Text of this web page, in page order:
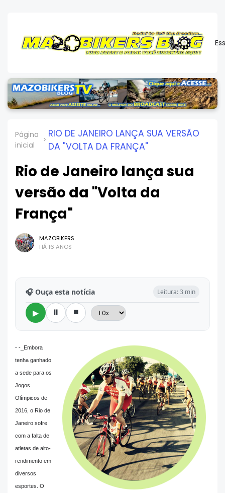
Página
inicial
RIO DE JANEIRO LANÇA SUA VERSÃO
DA "VOLTA DA FRANÇA"
Rio de Janeiro lança sua
versão da "Volta da
França"
MAZOBIKERS
HÁ 16 ANOS
🎧 Ouça esta notícia Leitura: 3 min
▶ ⏸ ⏹
- -_Embora
tenha ganhado
a sede para os
Jogos
Olímpicos de
2016, o Rio de
Janeiro sofre
com a falta de
atletas de alto-
rendimento em
diversos
esportes. O